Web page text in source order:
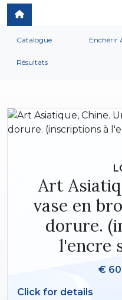
Catalogue Enchérir
Résultats
Art
vase en
dorure.
l'encre
€
Click for details